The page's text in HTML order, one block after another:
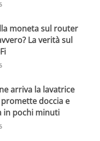
moneta sul router
La verità sul
arriva la lavatrice
doccia e
in pochi minuti